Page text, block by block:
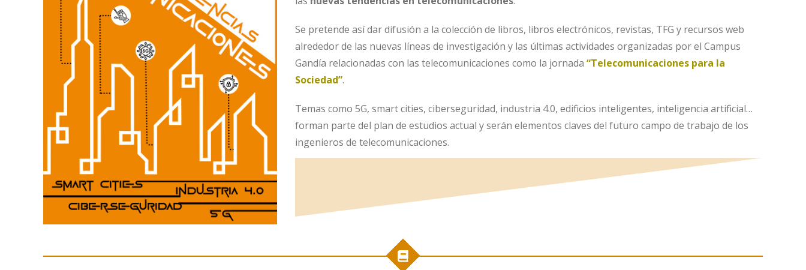
Se pretende así dar difusión a la colección de libros, libros electrónicos, revistas, TFG y recursos web
alrededor de las nuevas líneas de investigación y las últimas actividades organizadas por el Campus
Gandía relacionadas con las telecomunicaciones como la jornada “Telecomunicaciones para la
Sociedad”.
Temas como 5G, smart cities, ciberseguridad, industria 4.0, edificios inteligentes, inteligencia artificial…
forman parte del plan de estudios actual y serán elementos claves del futuro campo de trabajo de los
ingenieros de telecomunicaciones.